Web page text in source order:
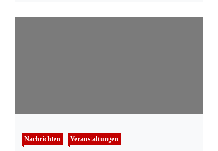
Nachrichten Veranstaltungen